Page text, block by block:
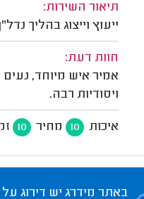
תיאור השירות:
ייעוץ וייצוג בהליך
חוות דעת:
אמיר איש מיוחד,
ויסודיות רבה.
איכות 10 מחיר 10
באתר מידרג יש דירוג